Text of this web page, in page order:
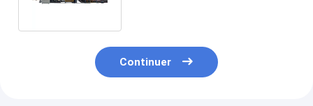
Continuer